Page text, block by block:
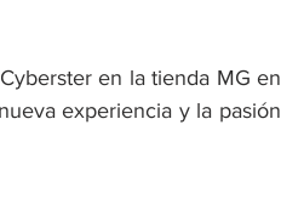
en la tienda MG en
experiencia y la pasión